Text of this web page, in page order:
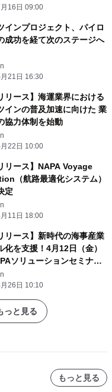
16日 09:00
インプロジェクト、パイロ
成功を経て次のステージへ
21日 16:30
リース】海運業界における
インの普及加速に向けた 業
協力体制を始動
22日 10:00
リース】NAPA Voyage
（航路最適化システム）
定
11日 18:00
リース】新時代の海事産業
化を支援！4月12日（金）
ソリューションセミナ
26日 10:10
っと見る
もっと見る